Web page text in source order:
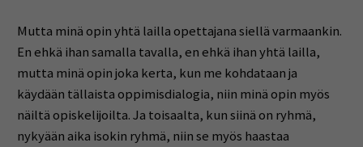
Mutta minä opin yhtä lailla opettajana siellä varmaankin.
En ehkä ihan samalla tavalla, en ehkä ihan yhtä lailla,
mutta minä opin joka kerta, kun me kohdataan ja
käydään tällaista oppimisdialogia, niin minä opin myös
näiltä opiskelijoilta. Ja toisaalta, kun siinä on ryhmä,
nykyään aika isokin ryhmä, niin se myös haastaa